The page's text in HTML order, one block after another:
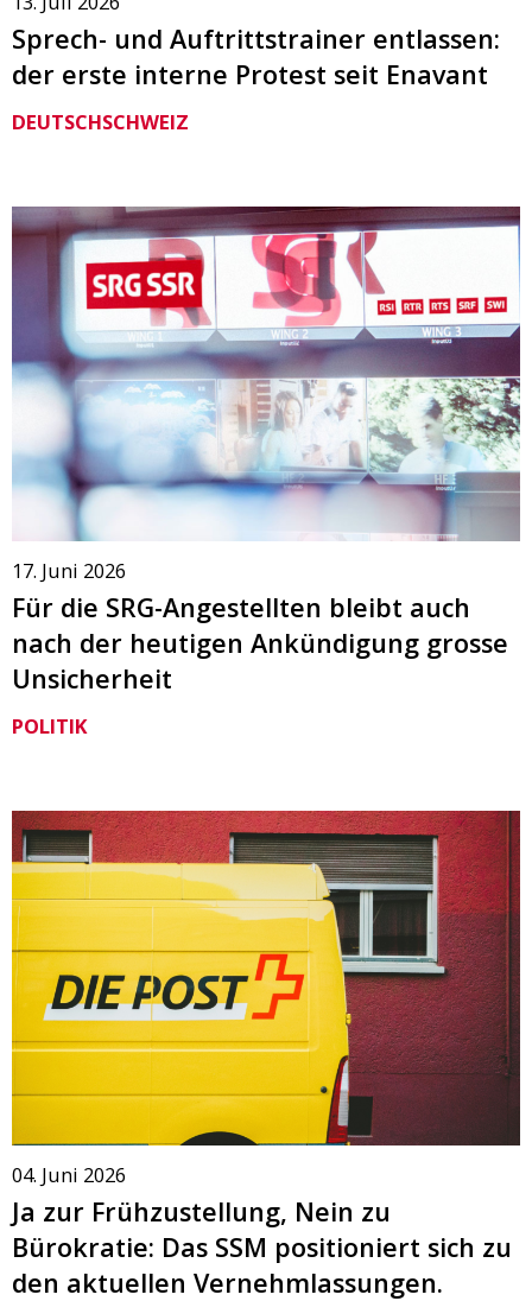
Sprech- und Auftrittstrainer entlassen:
der erste interne Protest seit Enavant
DEUTSCHSCHWEIZ
17. Juni 2026
Für die SRG-Angestellten bleibt auch
nach der heutigen Ankündigung grosse
Unsicherheit
POLITIK
04. Juni 2026
Ja zur Frühzustellung, Nein zu
Bürokratie: Das SSM positioniert sich zu
den aktuellen Vernehmlassungen.